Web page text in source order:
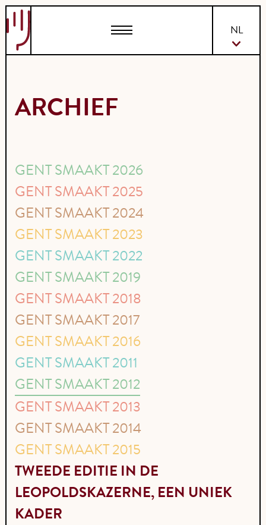
NL
EN
ARCHIEF
GENT SMAAKT 2026
GENT SMAAKT 2025
GENT SMAAKT 2024
GENT SMAAKT 2023
GENT SMAAKT 2022
GENT SMAAKT 2019
GENT SMAAKT 2018
GENT SMAAKT 2017
GENT SMAAKT 2016
GENT SMAAKT 2011
GENT SMAAKT 2012
GENT SMAAKT 2013
GENT SMAAKT 2014
GENT SMAAKT 2015
TWEEDE EDITIE IN DE
LEOPOLDSKAZERNE, EEN UNIEK
KADER